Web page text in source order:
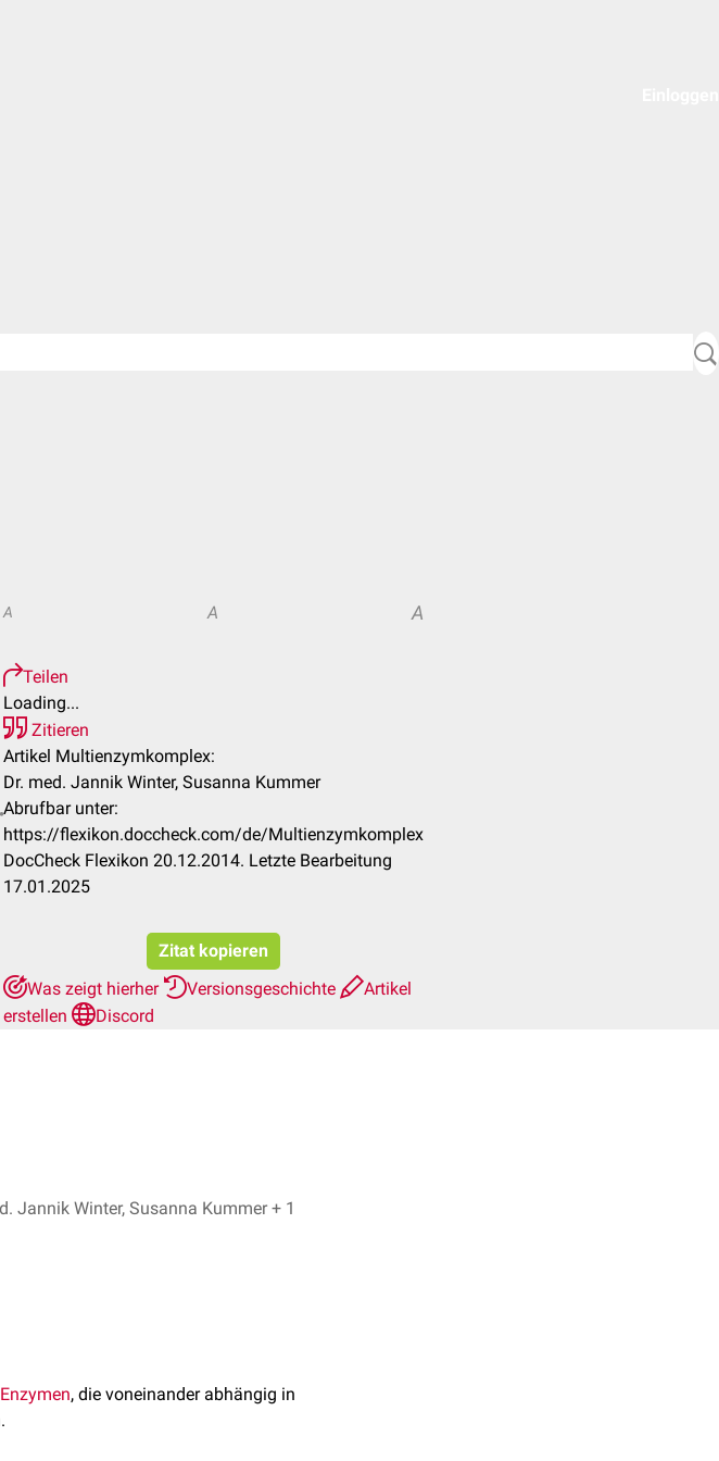
A A A
Teilen
Loading...
Zitieren
Artikel Multienzymkomplex:
Dr. med. Jannik Winter, Susanna Kummer
Abrufbar unter:
https://flexikon.doccheck.com/de/Multienzymkomplex
DocCheck Flexikon 20.12.2014. Letzte Bearbeitung
17.01.2025
Zitat kopieren
Was zeigt hierher
Versionsgeschichte
Artikel
erstellen
Discord
Dr. med. Jannik Winter, Susanna Kummer + 1
Enzymen, die voneinander abhängig in